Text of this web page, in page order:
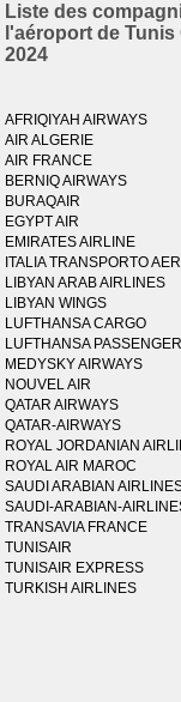
Liste des
l'aéroport de
2024
AFRIQIYAH AIRWAYS
AIR ALGERIE
AIR FRANCE
BERNIQ AIRWAYS
BURAQAIR
EGYPT AIR
EMIRATES AIRLINE
ITALIA TRANSPORTO
LIBYAN ARAB AIRLINES
LIBYAN WINGS
LUFTHANSA CARGO
LUFTHANSA PASSENGER
MEDYSKY AIRWAYS
NOUVEL AIR
QATAR AIRWAYS
QATAR-AIRWAYS
ROYAL JORDANIAN
ROYAL AIR MAROC
SAUDI ARABIAN
SAUDI-ARABIAN-
TRANSAVIA FRANCE
TUNISAIR
TUNISAIR EXPRESS
TURKISH AIRLINES